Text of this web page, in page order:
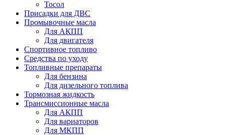
Тосол
Присадки для ДВС
Промывочные масла
Для АКПП
Для двигателя
Спортивное топливо
Средства по уходу
Топливные препараты
Для бензина
Для дизельного топлива
Тормозная жидкость
Трансмиссионные масла
Для АКПП
Для вариаторов
Для МКПП